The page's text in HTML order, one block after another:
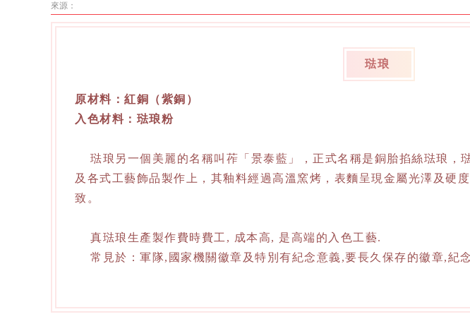
來源：
琺琅
原材料：紅銅（紫銅）
入色材料：琺琅粉
琺琅另一個美麗的名稱叫莋「景泰藍」，正式名稱是銅胎掐絲琺琅，
及各式工藝飾品製作上，其釉料經過高溫窯烤，表麵呈現金屬光澤及硬
致。
真琺琅生產製作費時費工, 成本高, 是高端的入色工藝.
常見於：軍隊,國家機關徽章及特別有紀念意義,要長久保存的徽章,紀